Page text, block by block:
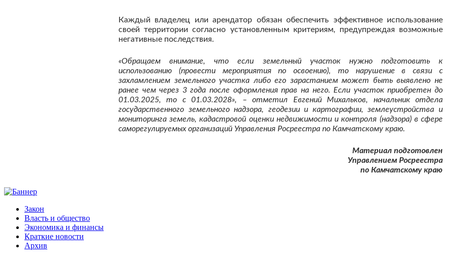
Каждый владелец или арендатор обязан обеспечить эффективное использование
своей территории согласно установленным критериям, предупреждая возможные
негативные последствия.
«Обращаем внимание, что если земельный участок нужно подготовить к
использованию (провести мероприятия по освоению), то нарушение в связи с
захламлением земельного участка либо его зарастанием может быть выявлено не
ранее чем через 3 года после оформления прав на него. Если участок приобретен до
01.03.2025, то с 01.03.2028», – отметил Евгений Михальков, начальник отдела
государственного земельного надзора, геодезии и картографии, землеустройства и
мониторинга земель, кадастровой оценки недвижимости и контроля (надзора) в сфере
саморегулируемых организаций Управления Росреестра по Камчатскому краю.
Материал подготовлен
Управлением Росреестра
по Камчатскому краю
Закон
Власть и общество
Экономика и финансы
Краткие новости
Архив